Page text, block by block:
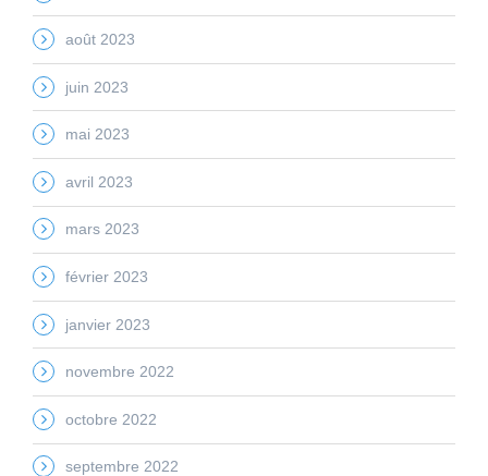
août 2023
juin 2023
mai 2023
avril 2023
mars 2023
février 2023
janvier 2023
novembre 2022
octobre 2022
septembre 2022